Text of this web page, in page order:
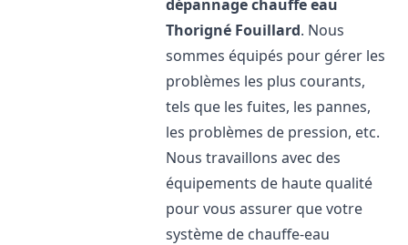
dépannage chauffe eau
Thorigné Fouillard. Nous
sommes équipés pour gérer les
problèmes les plus courants,
tels que les fuites, les pannes,
les problèmes de pression, etc.
Nous travaillons avec des
équipements de haute qualité
pour vous assurer que votre
système de chauffe-eau